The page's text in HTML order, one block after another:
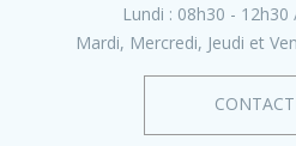
Lundi : 08h30 - 12h30
Mardi, Mercredi, Jeudi et